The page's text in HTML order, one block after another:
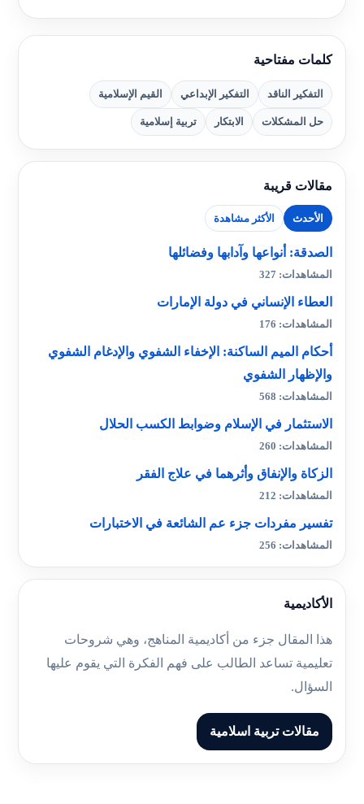
كلمات مفتاحية
التفكير الناقد التفكير الإبداعي القيم الإسلامية
حل المشكلات الابتكار تربية إسلامية
مقالات قريبة
الأحدث الأكثر مشاهدة
الصدقة: أنواعها وآدابها وفضائلها
المشاهدات: 327
العطاء الإنساني في دولة الإمارات
المشاهدات: 176
أحكام الميم الساكنة: الإخفاء الشفوي والإدغام الشفوي
والإظهار الشفوي
المشاهدات: 568
الاستثمار في الإسلام وضوابط الكسب الحلال
المشاهدات: 260
الزكاة والإنفاق وأثرهما في علاج الفقر
المشاهدات: 212
تفسير مفردات جزء عم الشائعة في الاختبارات
المشاهدات: 256
الأكاديمية
هذا المقال جزء من أكاديمية المناهج، وهي شروحات
تعليمية تساعد الطالب على فهم الفكرة التي يقوم عليها
السؤال.
مقالات تربية اسلامية